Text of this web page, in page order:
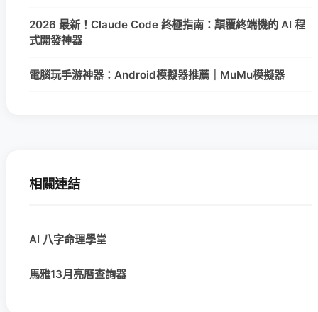
2026 最新！Claude Code 終極指南：顛覆終端機的 AI 程
式開發神器
電腦玩手游神器：Android模擬器推薦｜MuMu模擬器
相關連結
AI 八字命理學堂
馬雅13月亮曆查詢器